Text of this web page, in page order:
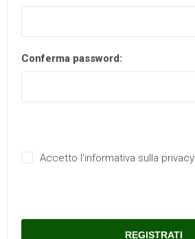
Conferma password:
Accetto l'informativa sulla privacy